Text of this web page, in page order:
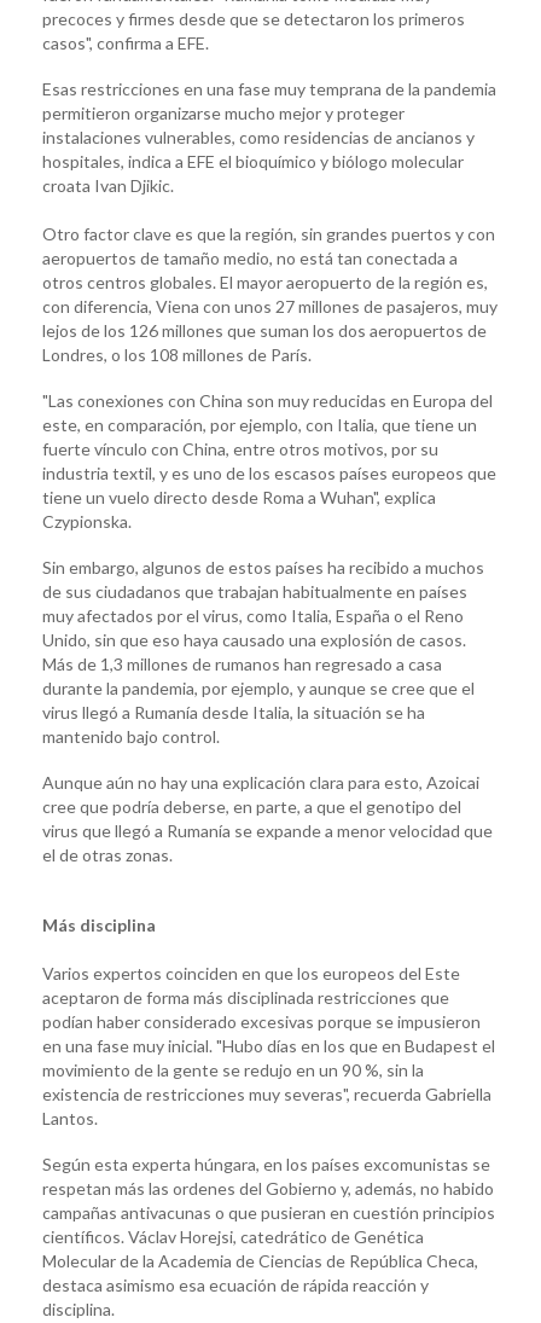
precoces y firmes desde que se detectaron los primeros
casos", confirma a EFE.
Esas restricciones en una fase muy temprana de la pandemia
permitieron organizarse mucho mejor y proteger
instalaciones vulnerables, como residencias de ancianos y
hospitales, indica a EFE el bioquímico y biólogo molecular
croata Ivan Djikic.
Otro factor clave es que la región, sin grandes puertos y con
aeropuertos de tamaño medio, no está tan conectada a
otros centros globales. El mayor aeropuerto de la región es,
con diferencia, Viena con unos 27 millones de pasajeros, muy
lejos de los 126 millones que suman los dos aeropuertos de
Londres, o los 108 millones de París.
"Las conexiones con China son muy reducidas en Europa del
este, en comparación, por ejemplo, con Italia, que tiene un
fuerte vínculo con China, entre otros motivos, por su
industria textil, y es uno de los escasos países europeos que
tiene un vuelo directo desde Roma a Wuhan", explica
Czypionska.
Sin embargo, algunos de estos países ha recibido a muchos
de sus ciudadanos que trabajan habitualmente en países
muy afectados por el virus, como Italia, España o el Reno
Unido, sin que eso haya causado una explosión de casos.
Más de 1,3 millones de rumanos han regresado a casa
durante la pandemia, por ejemplo, y aunque se cree que el
virus llegó a Rumanía desde Italia, la situación se ha
mantenido bajo control.
Aunque aún no hay una explicación clara para esto, Azoicai
cree que podría deberse, en parte, a que el genotipo del
virus que llegó a Rumanía se expande a menor velocidad que
el de otras zonas.
Más disciplina
Varios expertos coinciden en que los europeos del Este
aceptaron de forma más disciplinada restricciones que
podían haber considerado excesivas porque se impusieron
en una fase muy inicial. "Hubo días en los que en Budapest el
movimiento de la gente se redujo en un 90 %, sin la
existencia de restricciones muy severas", recuerda Gabriella
Lantos.
Según esta experta húngara, en los países excomunistas se
respetan más las ordenes del Gobierno y, además, no habido
campañas antivacunas o que pusieran en cuestión principios
científicos. Václav Horejsi, catedrático de Genética
Molecular de la Academia de Ciencias de República Checa,
destaca asimismo esa ecuación de rápida reacción y
disciplina.